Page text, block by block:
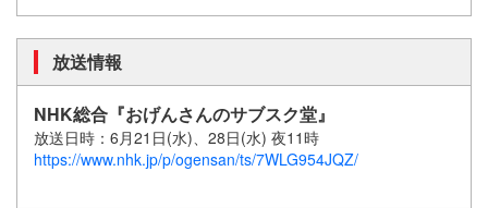
放送情報
NHK総合『おげんさんのサブスク堂』
放送日時：6月21日(水)、28日(水) 夜11時
https://www.nhk.jp/p/ogensan/ts/7WLG954JQZ/